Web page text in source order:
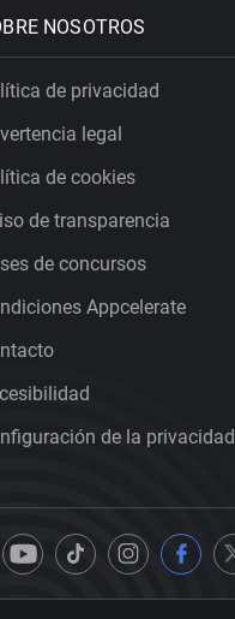
NOSOTROS
de privacidad
legal
de cookies
de transparencia
de concursos
Appcelerate
de la privacidad